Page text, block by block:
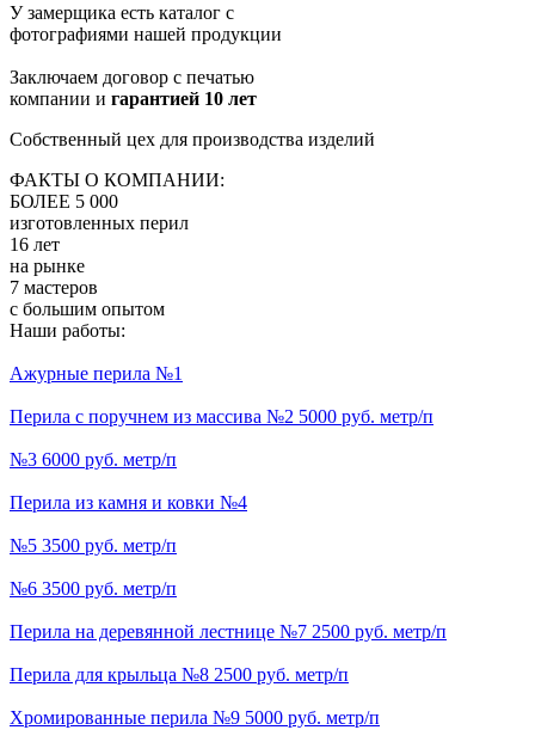
У замерщика есть каталог с
фотографиями нашей продукции
Заключаем договор с печатью
компании и гарантией 10 лет
Собственный цех для производства изделий
ФАКТЫ О КОМПАНИИ:
БОЛЕЕ 5 000
изготовленных перил
16 лет
на рынке
7 мастеров
с большим опытом
Наши работы:
Ажурные перила №1
Перила с поручнем из массива №2 5000 руб. метр/п
№3 6000 руб. метр/п
Перила из камня и ковки №4
№5 3500 руб. метр/п
№6 3500 руб. метр/п
Перила на деревянной лестнице №7 2500 руб. метр/п
Перила для крыльца №8 2500 руб. метр/п
Хромированные перила №9 5000 руб. метр/п